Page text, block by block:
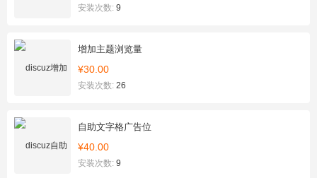
安装次数: 9
增加主题浏览量
¥30.00
安装次数: 26
自助文字格广告位
¥40.00
安装次数: 9